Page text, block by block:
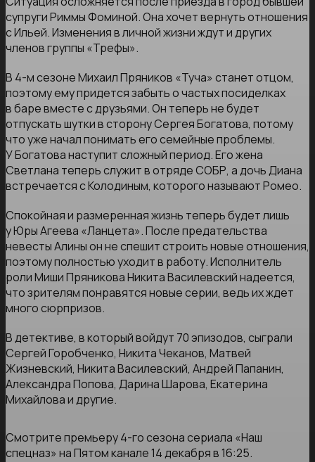
супруги Риммы Фоминой. Она хочет вернуть отношения
с Ильей. Изменения в личной жизни ждут и других
членов группы «Трефы».
В 4-м сезоне Михаил Пряников «Туча» станет отцом,
поэтому ему придется забыть о частых посиделках
в баре вместе с друзьями. Он теперь не будет
отпускать шутки в сторону Сергея Богатова, потому
что уже начал понимать его семейные проблемы.
У Богатова наступит сложный период. Его жена
Светлана теперь служит в отряде СОБР, а дочь Диана
встречается с Колодиным, которого называют Ромео.
Спокойная и размеренная жизнь теперь будет лишь
у Юры Агеева «Ланцета». После предательства
невесты Алины он не спешит строить новые отношения,
поэтому полностью уходит в работу. Исполнитель
роли Миши Пряникова Никита Василевский надеется,
что зрителям понравятся новые серии, ведь их ждет
много сюрпризов.
В детективе, в который войдут 70 эпизодов, сыграли
Сергей Горобченко, Никита Чеканов, Матвей
Жизневский, Никита Василевский, Андрей Папанин,
Александра Попова, Дарина Шарова, Екатерина
Михайлова и другие.
Смотрите премьеру 4-го сезона сериала «Наш
спецназ» на Пятом канале 14 декабря в 16:25.